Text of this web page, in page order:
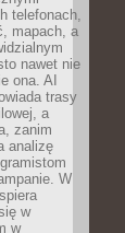
telefonach,
mapach, a
nawet nie
ona. AI
trasy
a
zanim
analizę
W
w
w